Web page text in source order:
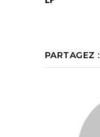
PARTAGEZ :